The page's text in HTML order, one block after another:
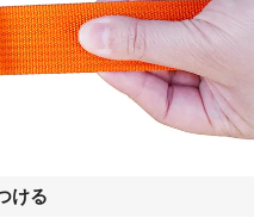
ける